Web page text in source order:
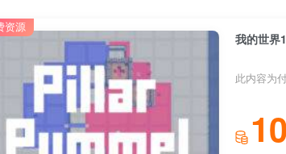
我的世界
此内容为
10
资源